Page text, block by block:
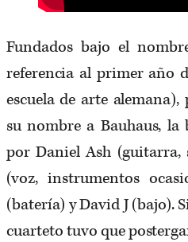
Fundados bajo el
referencia al primer año
escuela de arte
su nombre a Bauhaus,
por Daniel Ash (guitarra,
(voz, instrumentos
(batería) y David J (bajo).
cuarteto tuvo que